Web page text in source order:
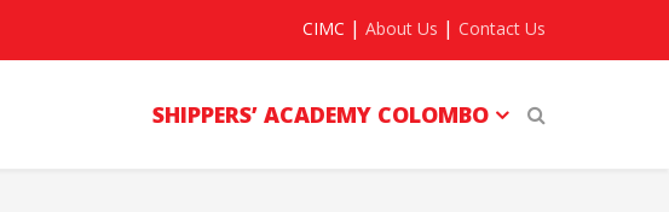
CIMC | About Us | Contact Us
SHIPPERS’ ACADEMY COLOMBO